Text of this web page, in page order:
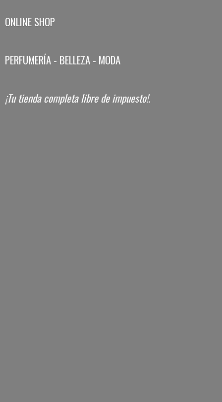
ONLINE SHOP
PERFUMERÍA - BELLEZA - MODA
¡Tu tienda completa librede impuesto!.